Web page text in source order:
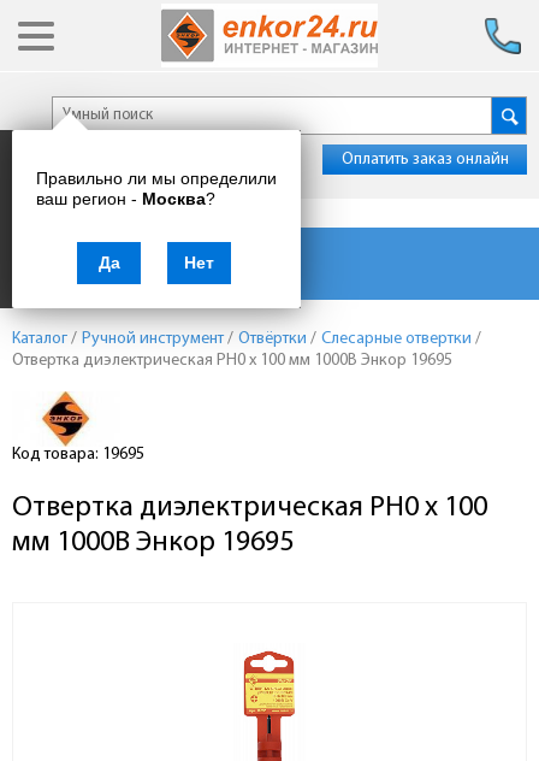
Правильно ли мы определили
ваш регион - Москва?
Да Нет
Оплатить заказ онлайн
Каталог товаров
Каталог / Ручной инструмент/ Отвёртки / Слесарные отвертки /
Отвертка диэлектрическая PH0 х 100 мм 1000В Энкор 19695
Код товара: 19695
Отвертка диэлектрическая PH0 х 100
мм 1000В Энкор 19695